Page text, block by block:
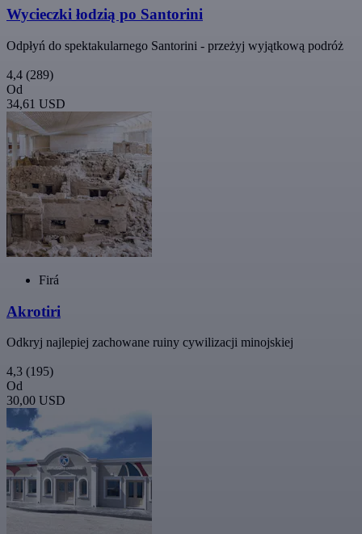
Wycieczki łodzią po Santorini
Odpłyń do spektakularnego Santorini - przeżyj wyjątkową podróż
4,4 (289)
Od
34,61 USD
Firá
Akrotiri
Odkryj najlepiej zachowane ruiny cywilizacji minojskiej
4,3 (195)
Od
30,00 USD